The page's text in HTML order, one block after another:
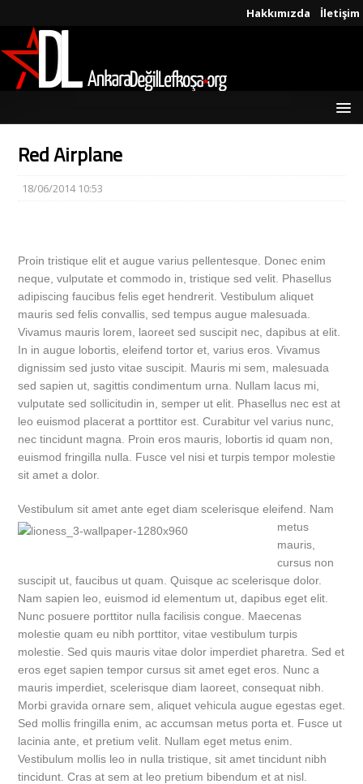
Hakkımızda İletişim
Red Airplane
18/06/2014 10:53
Proin tristique elit et augue varius pellentesque. Donec enim
neque, vulputate et commodo in, tristique sed velit. Phasellus
adipiscing faucibus felis eget hendrerit. Vestibulum aliquet
mauris sed felis convallis, sed tempus augue malesuada.
Vivamus mauris lorem, laoreet sed suscipit nec, dapibus at elit.
In in augue lobortis, eleifend tortor et, varius eros. Vivamus
dignissim sed justo vitae suscipit. Mauris mi sem, malesuada
sed sapien ut, sagittis condimentum urna. Nullam lacus mi,
vulputate sed sollicitudin in, semper ut elit. Phasellus nec est at
leo euismod placerat a porttitor est. Curabitur vel varius nunc,
nec tincidunt magna. Proin eros mauris, lobortis id quam non,
euismod fringilla nulla. Fusce vel nisi et turpis tempor molestie
sit amet a dolor.
Vestibulum sit amet ante eget diam scelerisque eleifend. Nam
metus
mauris,
cursus non
suscipit ut, faucibus ut quam. Quisque ac scelerisque dolor.
Nam sapien leo, euismod id elementum ut, dapibus eget elit.
Nunc posuere porttitor nulla facilisis congue. Maecenas
molestie quam eu nibh porttitor, vitae vestibulum turpis
molestie. Sed quis mauris vitae dolor imperdiet pharetra. Sed et
eros eget sapien tempor cursus sit amet eget eros. Nunc a
mauris imperdiet, scelerisque diam laoreet, consequat nibh.
Morbi gravida ornare sem, aliquet vehicula augue egestas eget.
Sed mollis fringilla enim, ac accumsan metus porta et. Fusce ut
lacinia ante, et pretium velit. Nullam eget metus enim.
Vestibulum mollis leo in nulla tristique, sit amet tincidunt nibh
tincidunt. Cras at sem at leo pretium bibendum et at nisl.